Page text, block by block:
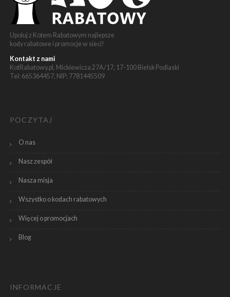
Upoluj z Kotem Rabatowym najlepsze
kody rabatowe i promocje w sieci!
Kontakt z nami
KotRabatowy.pl, Mickiewicza 27A/17, 17-100 Bielsk Podlaski
Tel: 665364457, NIP: 7781445509
POCZYTAJ
O nas
Nasz zespół
Nasza misja
Wszystko o kodach rabatowych
Więcej o promocjach
Blog
INFORMACJE